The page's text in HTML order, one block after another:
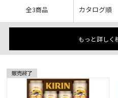
全3商品
もっと詳しく